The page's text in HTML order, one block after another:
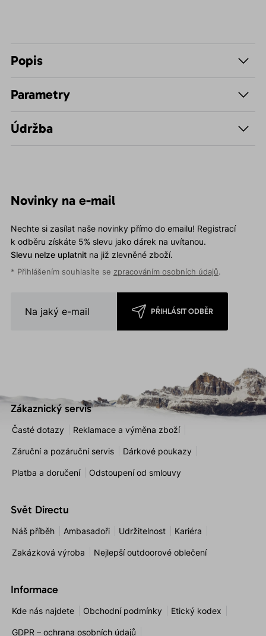
Popis
Parametry
Údržba
Novinky na e-mail
Nechte si zasílat naše novinky přímo do emailu! Registrací
k odběru získáte 5% slevu jako dárek na uvítanou.
Slevu nelze uplatnitna již zlevněné zboží.
* Přihlášením souhlasíte se zpracováním osobních údajů.
PŘIHLÁSIT ODBĚR
Zákaznický servis
Časté dotazy Reklamace a výměna zboží
Záruční a pozáruční servis Dárkové poukazy
Platba a doručení Odstoupení od smlouvy
Svět Directu
Náš příběh Ambasadoři Udržitelnost Kariéra
Zakázková výroba Nejlepší outdoorové oblečení
Informace
Kde nás najdete Obchodní podmínky Etický kodex
GDPR – ochrana osobních údajů